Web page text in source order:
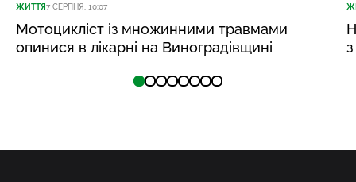
ЖИТТЯ7 СЕРПНЯ, 10:07
Мотоцикліст із множинними травмами
опинися в лікарні на Виноградівщині